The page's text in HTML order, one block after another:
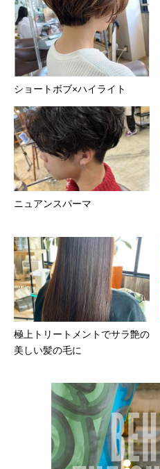
ショートボブ×ハイライト
ニュアンスパーマ
極上トリートメントでサラ艶の
美しい髪の毛に